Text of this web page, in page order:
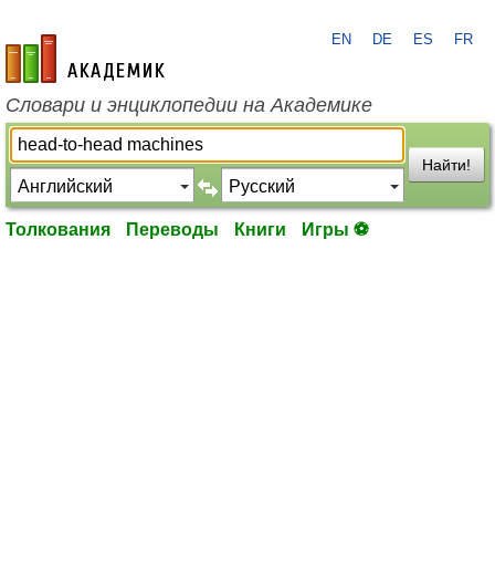
academic.ru
EN DE ES FR
Словари и энциклопедии на Академике
Найти!
Толкования Переводы Книги Игры ⚽